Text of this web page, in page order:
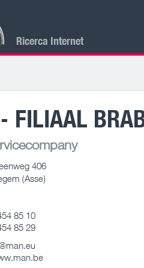
Ricerca Internet
FILIAAL
406
(Asse)
85 10
85 29